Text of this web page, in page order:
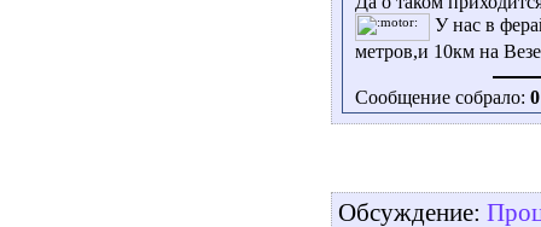
У нас в
метров,и 10км на
Сообщение собрало: 0
Обсуждение: